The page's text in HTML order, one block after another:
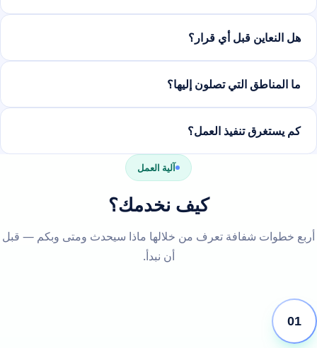
هل النعاين قبل أي قرار؟
ما المناطق التي تصلون إليها؟
كم يستغرق تنفيذ العمل؟
آلية العمل
كيف نخدمك؟
أربع خطوات شفافة تعرف من خلالها ماذا سيحدث ومتى وبكم — قبل
أن نبدأ.
01